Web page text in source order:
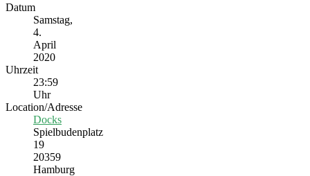
Datum
Samstag,
4.
April
2020
Uhrzeit
23:59
Uhr
Location/Adresse
Docks
Spielbudenplatz
19
20359
Hamburg